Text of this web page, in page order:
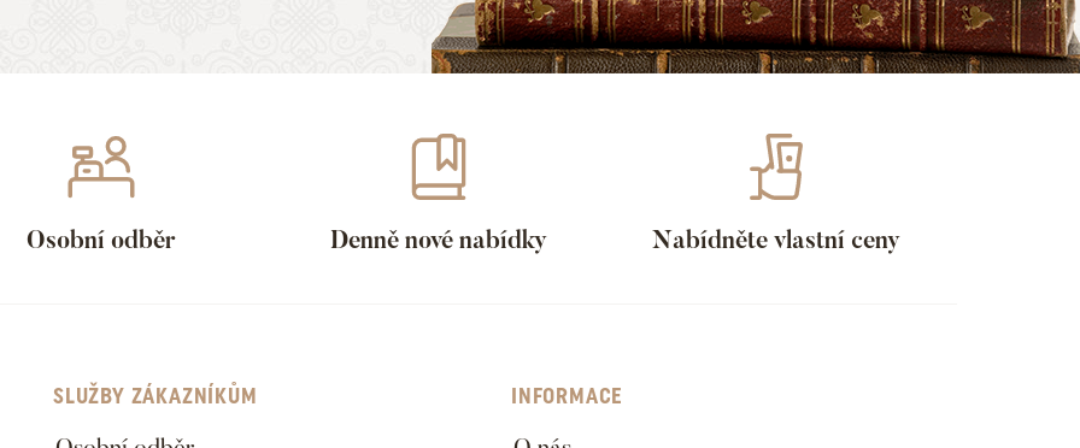
Osobní odběr Denně nové nabídky Nabídněte vlastní ceny
SLUŽBY ZÁKAZNÍKŮM INFORMACE